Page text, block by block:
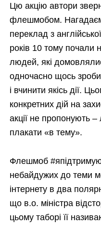
Цю акцію автори
флешмобом.
переклад з
років 10 тому почали
людей, які
одночасно щось
і вчинити якісь дії.
конкретних дій на
акції не пропонують
плакати «в тему».
Флешмоб
небайдужих до теми
інтернету в два
що в.о. міністра
цьому таборі її